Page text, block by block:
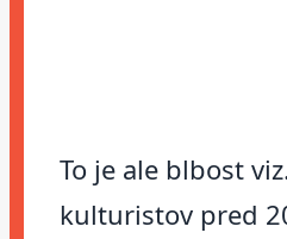
To je ale blbost
kulturistov pred